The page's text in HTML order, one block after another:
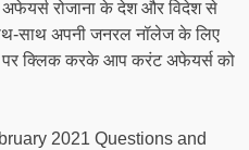
रोजाना के देश और विदेश से
साथ अपनी जनरल नॉलेज के लिए
पर क्लिक करके आप करंट अफेयर्स को
2021 Questions and